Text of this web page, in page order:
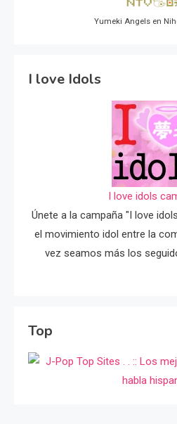
Yumeki Angels en
I love Idols
I love idols
Únete a la campaña "I love
el movimiento idol entre la
vez seamos más los
Top